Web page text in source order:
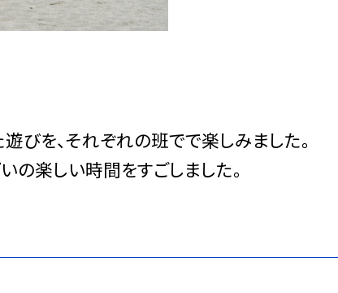
びを、それぞれの班でで楽しみました。
の楽しい時間をすごしました。